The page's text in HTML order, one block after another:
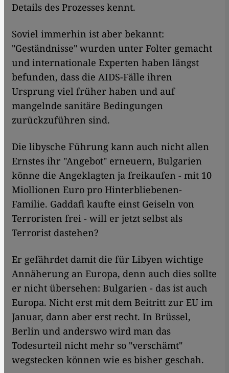
Details des Prozesses kennt.
Soviel immerhin ist aber bekannt:
"Geständnisse" wurden unter Folter gemacht
und internationale Experten haben längst
befunden, dass die AIDS-Fälle ihren
Ursprung viel früher haben und auf
mangelnde sanitäre Bedingungen
zurückzuführen sind.
Die libysche Führung kann auch nicht allen
Ernstes ihr "Angebot" erneuern, Bulgarien
könne die Angeklagten ja freikaufen - mit 10
Miollionen Euro pro Hinterbliebenen-
Familie. Gaddafi kaufte einst Geiseln von
Terroristen frei - will er jetzt selbst als
Terrorist dastehen?
Er gefährdet damit die für Libyen wichtige
Annäherung an Europa, denn auch dies sollte
er nicht übersehen: Bulgarien - das ist auch
Europa. Nicht erst mit dem Beitritt zur EU im
Januar, dann aber erst recht. In Brüssel,
Berlin und anderswo wird man das
Todesurteil nicht mehr so "verschämt"
wegstecken können wie es bisher geschah.